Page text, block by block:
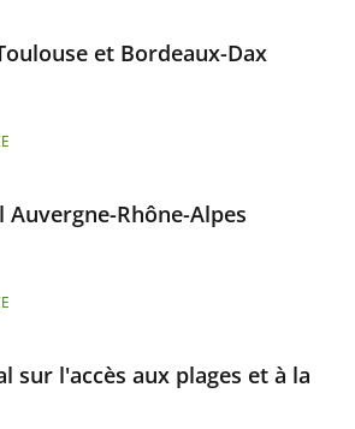
et Bordeaux-Dax
Auvergne-Rhône-Alpes
sur l'accès aux plages et à la